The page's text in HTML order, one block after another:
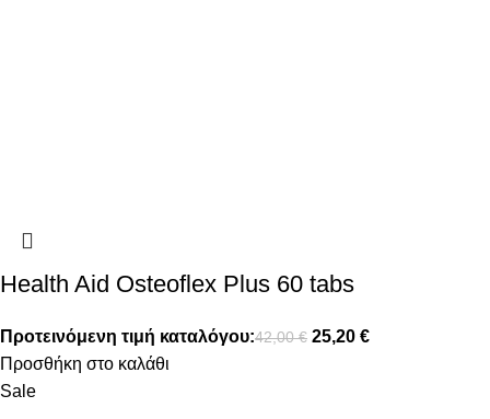
Health Aid Osteoflex Plus 60 tabs
Προτεινόμενη τιμή καταλόγου:42,00€ 25,20 €
Προσθήκη στο καλάθι
Sale